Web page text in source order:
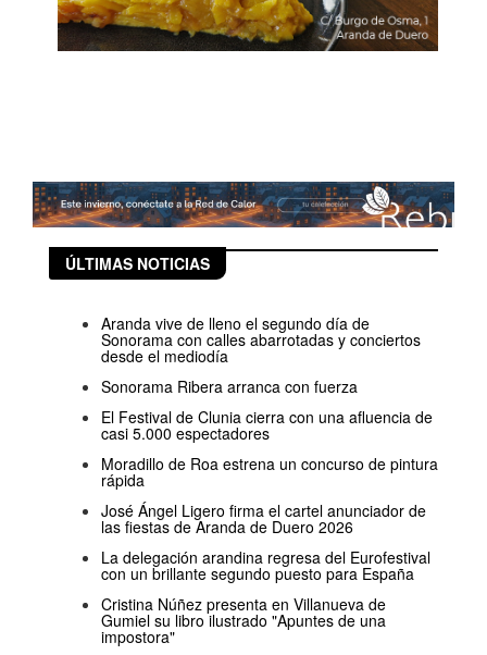
ÚLTIMAS NOTICIAS
Aranda vive de lleno el segundo día de
Sonorama con calles abarrotadas y conciertos
desde el mediodía
Sonorama Ribera arranca con fuerza
El Festival de Clunia cierra con una afluencia de
casi 5.000 espectadores
Moradillo de Roa estrena un concurso de pintura
rápida
José Ángel Ligero firma el cartel anunciador de
las fiestas de Aranda de Duero 2026
La delegación arandina regresa del Eurofestival
con un brillante segundo puesto para España
Cristina Núñez presenta en Villanueva de
Gumiel su libro ilustrado "Apuntes de una
impostora"